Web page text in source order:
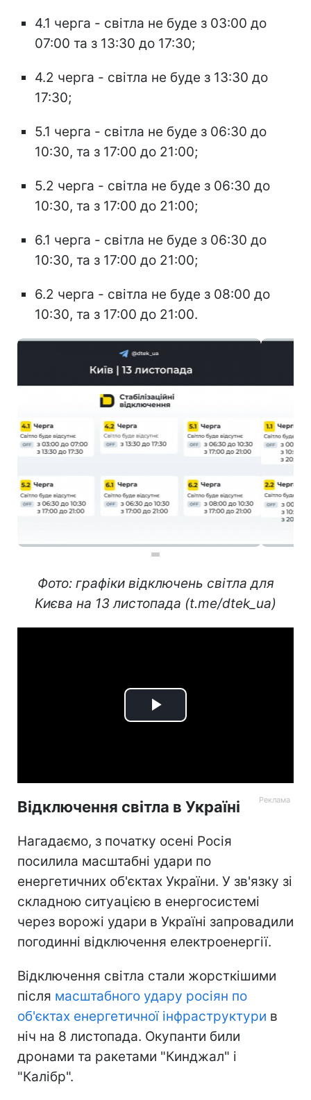
4.1 черга - світла не буде з 03:00 до
07:00 та з 13:30 до 17:30;
4.2 черга - світла не буде з 13:30 до
17:30;
5.1 черга - світла не буде з 06:30 до
10:30, та з 17:00 до 21:00;
5.2 черга - світла не буде з 06:30 до
10:30, та з 17:00 до 21:00;
6.1 черга - світла не буде з 06:30 до
10:30, та з 17:00 до 21:00;
6.2 черга - світла не буде з 08:00 до
10:30, та з 17:00 до 21:00.
Фото: графіки відключень світла для
Києва на 13 листопада (t.me/dtek_ua)
Play
Відключення світла в Україні
Нагадаємо, з початку осені Росія
посилила масштабні удари по
енергетичних об'єктах України. У зв'язку зі
складною ситуацією в енергосистемі
через ворожі удари в Україні запровадили
погодинні відключення електроенергії.
Відключення світла стали жорсткішими
після масштабного удару росіян по
об'єктах енергетичної інфраструктури в
ніч на 8 листопада. Окупанти били
дронами та ракетами "Кинджал" і
"Калібр".